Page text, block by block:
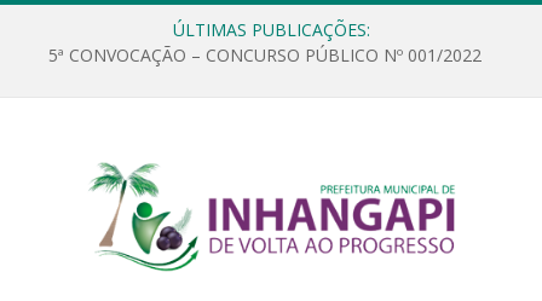
ÚLTIMAS PUBLICAÇÕES:
5ª CONVOCAÇÃO – CONCURSO PÚBLICO Nº 001/2022